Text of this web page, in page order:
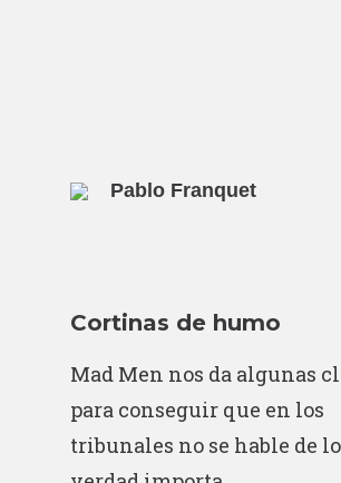
Pablo Franquet
Cortinas de humo
Mad Men nos da algunas
para conseguir que en los
tribunales no se hable de